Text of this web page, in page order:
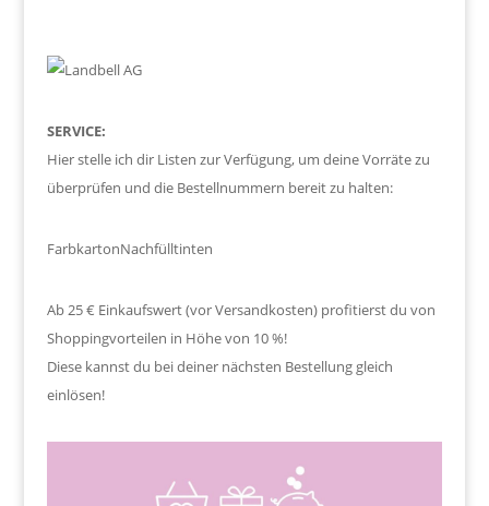
SERVICE:
Hier stelle ich dir Listen zur Verfügung, um deine Vorräte zu
überprüfen und die Bestellnummern bereit zu halten:
FarbkartonNachfülltinten
Ab 25 € Einkaufswert (vor Versandkosten) profitierst du von
Shoppingvorteilen in Höhe von 10 %!
Diese kannst du bei deiner nächsten Bestellung gleich
einlösen!